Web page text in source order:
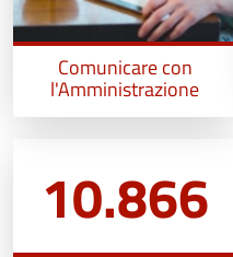
Comunicare con
l'Amministrazione
10.866